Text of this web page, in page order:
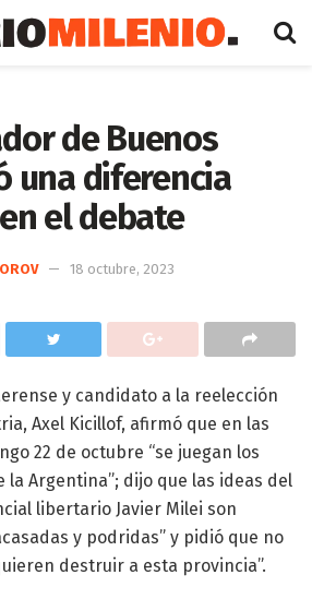
de Buenos
una diferencia
el debate
18 octubre, 2023
y candidato a la reelección
Axel Kicillof, afirmó que en las
22 de octubre “se juegan los
la Argentina”; dijo que las ideas del
libertario Javier Milei son
y podridas” y pidió que no
destruir a esta provincia”.